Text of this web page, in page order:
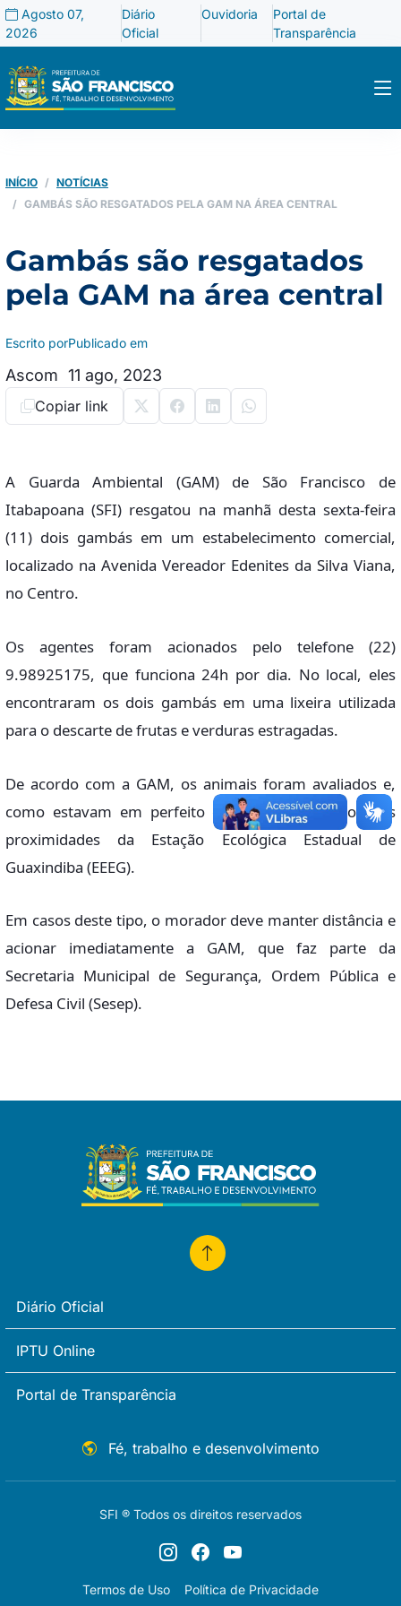
Agosto 07,
2026
Diário
Oficial
Ouvidoria
Portal de
Transparência
INÍCIO
NOTÍCIAS
GAMBÁS SÃO RESGATADOS PELA GAM NA ÁREA CENTRAL
Gambás são resgatados
pela GAM na área central
Escrito por
Ascom
Publicado em
11 ago, 2023
Copiar link
A Guarda Ambiental (GAM) de São Francisco de
Itabapoana (SFI) resgatou na manhã desta sexta-feira
(11) dois gambás em um estabelecimento comercial,
localizado na Avenida Vereador Edenites da Silva Viana,
no Centro.
Os agentes foram acionados pelo telefone (22)
9.98925175, que funciona 24h por dia. No local, eles
encontraram os dois gambás em uma lixeira utilizada
para o descarte de frutas e verduras estragadas.
De acordo com a GAM, os animais foram avaliados e,
como estavam em perfeito estado, foram soltos nas
proximidades da Estação Ecológica Estadual de
Guaxindiba (EEEG).
Em casos deste tipo, o morador deve manter distância e
acionar imediatamente a GAM, que faz parte da
Secretaria Municipal de Segurança, Ordem Pública e
Defesa Civil (Sesep).
Diário Oficial
IPTU Online
Portal de Transparência
Fé, trabalho e desenvolvimento
SFI ® Todos os direitos reservados
Termos de Uso Política de Privacidade